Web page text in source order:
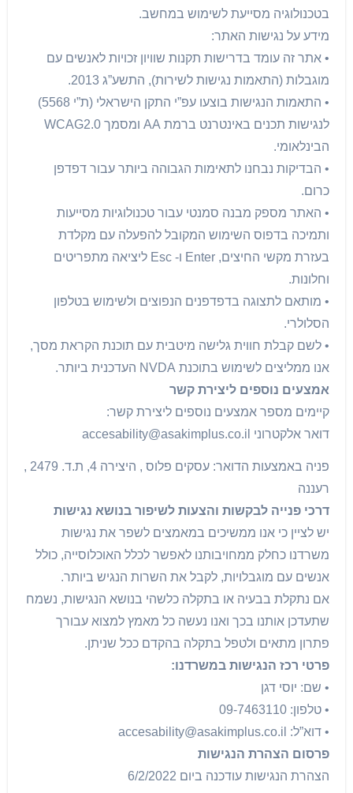
בטכנולוגיה מסייעת לשימוש במחשב.
מידע על נגישות האתר:
• אתר זה עומד בדרישות תקנות שוויון זכויות לאנשים עם
מוגבלות (התאמות נגישות לשירות), התשע”ג 2013.
• התאמות הנגישות בוצעו עפ”י התקן הישראלי (ת”י 5568)
לנגישות תכנים באינטרנט ברמת AA ומסמך WCAG2.0
הבינלאומי.
• הבדיקות נבחנו לתאימות הגבוהה ביותר עבור דפדפן
כרום.
• האתר מספק מבנה סמנטי עבור טכנולוגיות מסייעות
ותמיכה בדפוס השימוש המקובל להפעלה עם מקלדת
בעזרת מקשי החיצים, Enter ו- Esc ליציאה מתפריטים
וחלונות.
• מותאם לתצוגה בדפדפנים הנפוצים ולשימוש בטלפון
הסלולרי.
• לשם קבלת חווית גלישה מיטבית עם תוכנת הקראת מסך,
אנו ממליצים לשימוש בתוכנת NVDA העדכנית ביותר.
אמצעים נוספים ליצירת קשר
קיימים מספר אמצעים נוספים ליצירת קשר:
דואר אלקטרוני accesability@asakimplus.co.il
פניה באמצעות הדואר: עסקים פלוס , היצירה 4, ת.ד. 2479 ,
רעננה
דרכי פנייה לבקשות והצעות לשיפור בנושא נגישות
יש לציין כי אנו ממשיכים במאמצים לשפר את נגישות
משרדנו כחלק ממחויבותנו לאפשר לכלל האוכלוסייה, כולל
אנשים עם מוגבלויות, לקבל את השרות הנגיש ביותר.
אם נתקלת בבעיה או בתקלה כלשהי בנושא הנגישות, נשמח
שתעדכן אותנו בכך ואנו נעשה כל מאמץ למצוא עבורך
פתרון מתאים ולטפל בתקלה בהקדם ככל שניתן.
פרטי רכז הנגישות במשרדנו:
• שם: יוסי דגן
• טלפון: 09-7463110
• דוא”ל: accesability@asakimplus.co.il
פרסום הצהרת הנגישות
הצהרת הנגישות עודכנה ביום 6/2/2022